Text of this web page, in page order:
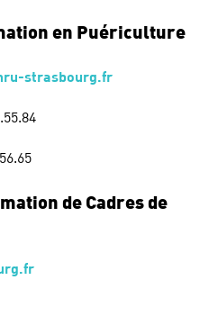
en Puériculture
strasbourg.fr
de Cadres de